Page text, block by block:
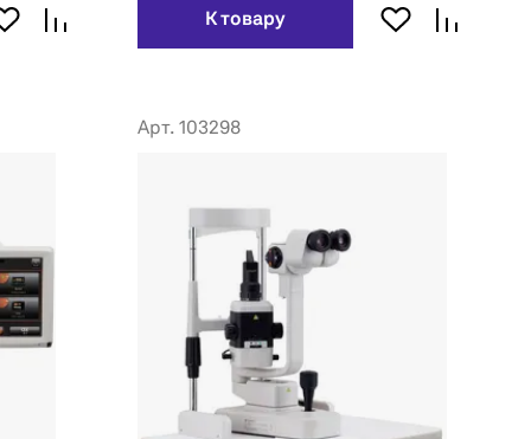
К товару
Арт. 103298